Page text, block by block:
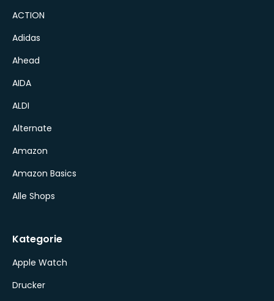
ACTION
Adidas
Ahead
AIDA
ALDI
Alternate
Amazon
Amazon Basics
Alle Shops
Kategorie
Apple Watch
Drucker